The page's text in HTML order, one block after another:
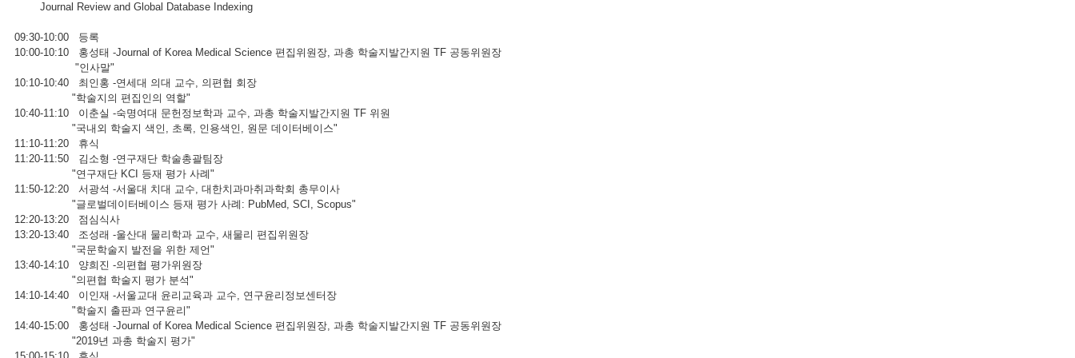
Journal Review and Global Database Indexing
09:30-10:00 등록
10:00-10:10 홍성태 -Journal of Korea Medical Science 편집위원장, 과총 학술지발간지원 TF 공동위원장
"인사말"
10:10-10:40 최인홍 -연세대 의대 교수, 의편협 회장
"학술지의 편집인의 역할"
10:40-11:10 이춘실 -숙명여대 문헌정보학과 교수, 과총 학술지발간지원 TF 위원
"국내외 학술지 색인, 초록, 인용색인, 원문 데이터베이스"
11:10-11:20 휴식
11:20-11:50 김소형 -연구재단 학술총괄팀장
"연구재단 KCI 등재 평가 사례"
11:50-12:20 서광석 -서울대 치대 교수, 대한치과마취과학회 총무이사
"글로벌데이터베이스 등재 평가 사례: PubMed, SCI, Scopus"
12:20-13:20 점심식사
13:20-13:40 조성래 -울산대 물리학과 교수, 새물리 편집위원장
"국문학술지 발전을 위한 제언"
13:40-14:10 양희진 -의편협 평가위원장
"의편협 학술지 평가 분석"
14:10-14:40 이인재 -서울교대 윤리교육과 교수, 연구윤리정보센터장
"학술지 출판과 연구윤리"
14:40-15:00 홍성태 -Journal of Korea Medical Science 편집위원장, 과총 학술지발간지원 TF 공동위원장
"2019년 과총 학술지 평가"